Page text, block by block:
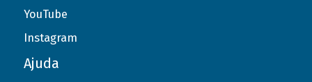
YouTube
Instagram
Ajuda